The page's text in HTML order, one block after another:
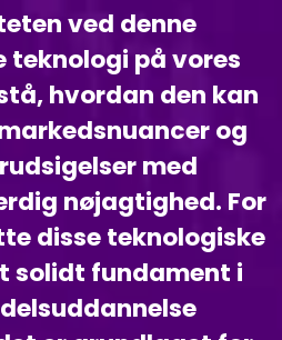
ved denne
teknologi på vores
hvordan den kan
og
med
nøjagtighed. For
disse teknologiske
solidt fundament i